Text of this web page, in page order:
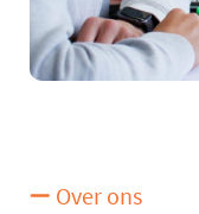
Over ons